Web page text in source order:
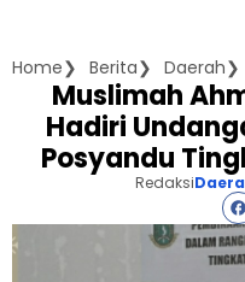
Home Berita Daerah
Muslimah
Hadiri
Posyandu
Redaksi